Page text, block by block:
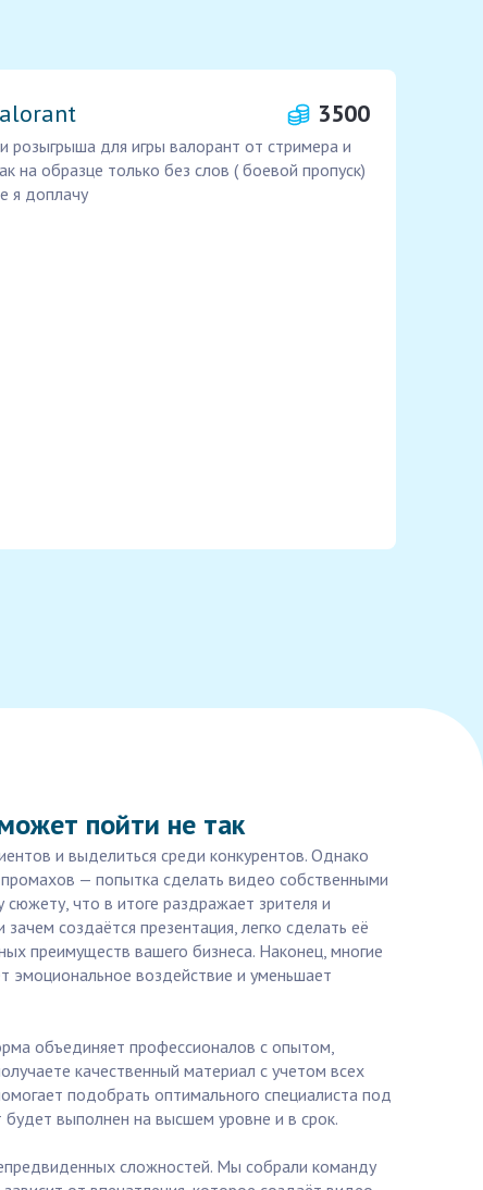
3500
розыгрыша для игры валорант от стримера и
на образце только без слов ( боевой пропуск)
я доплачу
пойти не так
и выделиться среди конкурентов. Однако
— попытка сделать видео собственными
что в итоге раздражает зрителя и
создаётся презентация, легко сделать её
преимуществ вашего бизнеса. Наконец, многие
эмоциональное воздействие и уменьшает
объединяет профессионалов с опытом,
качественный материал с учетом всех
подобрать оптимального специалиста под
выполнен на высшем уровне и в срок.
сложностей. Мы собрали команду